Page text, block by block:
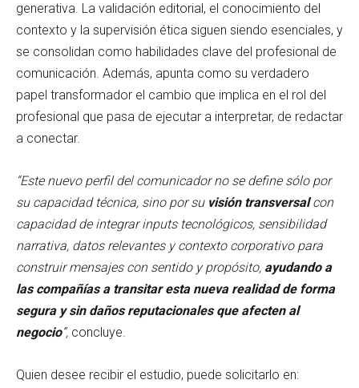
generativa. La validación editorial, el conocimiento del
contexto y la supervisión ética siguen siendo esenciales, y
se consolidan como habilidades clave del profesional de
comunicación. Además, apunta como su verdadero
papel transformador el cambio que implica en el rol del
profesional que pasa de ejecutar a interpretar, de redactar
a conectar.
“Este nuevo perfil del comunicador no se define sólo por
su capacidad técnica, sino por su visión transversalcon
capacidad de integrar inputs tecnológicos, sensibilidad
narrativa, datos relevantes y contexto corporativo para
construir mensajes con sentido y propósito, ayudando a
las compañías a transitar esta nueva realidad de forma
segura y sin daños reputacionales que afecten al
negocio”, concluye.
Quien desee recibir el estudio, puede solicitarlo en: